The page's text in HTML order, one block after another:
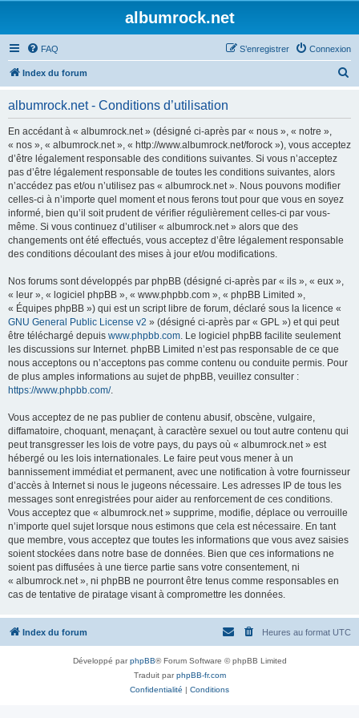
albumrock.net
FAQ Connexion
S’enregistrer
Index du forum
e
albumrock.net - Conditions d’utilisation
En accédant à « albumrock.net » (désigné ci-après par « nous », « notre »,
« nos », « albumrock.net », « http://www.albumrock.net/forock »), vous acceptez
d’être légalement responsable des conditions suivantes. Si vous n’acceptez
pas d’être légalement responsable de toutes les conditions suivantes, alors
n’accédez pas et/ou n’utilisez pas « albumrock.net ». Nous pouvons modifier
celles-ci à n’importe quel moment et nous ferons tout pour que vous en soyez
informé, bien qu’il soit prudent de vérifier régulièrement celles-ci par vous-
même. Si vous continuez d’utiliser « albumrock.net » alors que des
changements ont été effectués, vous acceptez d’être légalement responsable
des conditions découlant des mises à jour et/ou modifications.
Nos forums sont développés par phpBB (désigné ci-après par « ils », « eux »,
« leur », « logiciel phpBB », « www.phpbb.com », « phpBB Limited »,
« Équipes phpBB ») qui est un script libre de forum, déclaré sous la licence «
GNU General Public License v2 » (désigné ci-après par « GPL ») et qui peut
être téléchargé depuis www.phpbb.com. Le logiciel phpBB facilite seulement
les discussions sur Internet. phpBB Limited n’est pas responsable de ce que
nous acceptons ou n’acceptons pas comme contenu ou conduite permis. Pour
de plus amples informations au sujet de phpBB, veuillez consulter :
https://www.phpbb.com/.
Vous acceptez de ne pas publier de contenu abusif, obscène, vulgaire,
diffamatoire, choquant, menaçant, à caractère sexuel ou tout autre contenu qui
peut transgresser les lois de votre pays, du pays où « albumrock.net » est
hébergé ou les lois internationales. Le faire peut vous mener à un
bannissement immédiat et permanent, avec une notification à votre fournisseur
d’accès à Internet si nous le jugeons nécessaire. Les adresses IP de tous les
messages sont enregistrées pour aider au renforcement de ces conditions.
Vous acceptez que « albumrock.net » supprime, modifie, déplace ou verrouille
n’importe quel sujet lorsque nous estimons que cela est nécessaire. En tant
que membre, vous acceptez que toutes les informations que vous avez saisies
soient stockées dans notre base de données. Bien que ces informations ne
soient pas diffusées à une tierce partie sans votre consentement, ni
« albumrock.net », ni phpBB ne pourront être tenus comme responsables en
cas de tentative de piratage visant à compromettre les données.
Index du forum Heures au format UTC
Développé parphpBB® Forum Software © phpBB Limited
Traduit parphpBB-fr.com
Confidentialité | Conditions